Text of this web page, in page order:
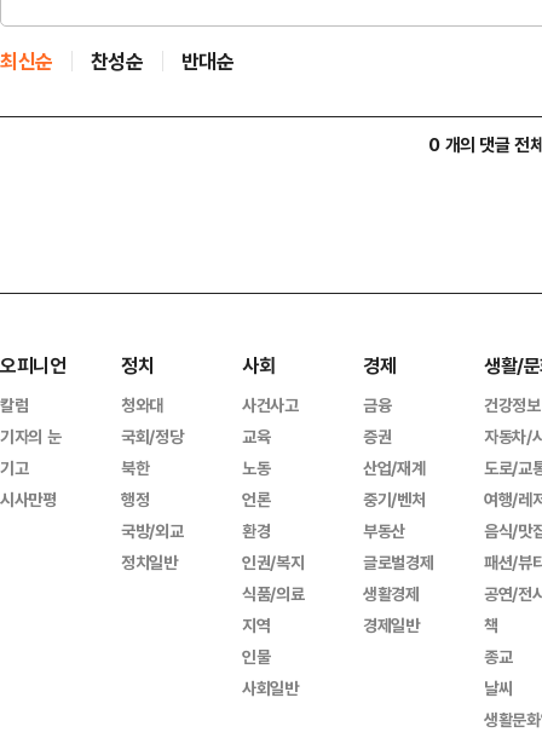
최신순 찬성순 반대순
0 개의 댓글 전
오피니언
칼럼
기자의 눈
기고
시사만평
정치
청와대
국회/정당
북한
행정
국방/외교
정치일반
사회
사건사고
교육
노동
언론
환경
인권/복지
식품/의료
지역
인물
사회일반
경제
금융
증권
산업/재계
중기/벤처
부동산
글로벌경제
생활경제
경제일반
생활/
건강정보
자동차/
도로/교
여행/레
음식/맛
패션/뷰
공연/전
책
종교
날씨
생활문